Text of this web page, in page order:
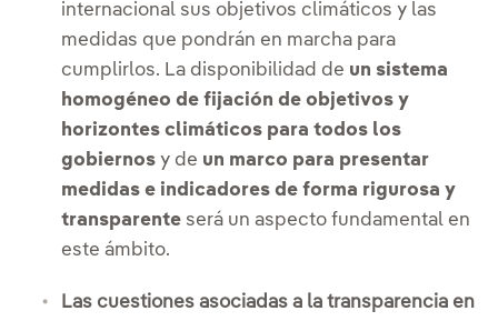
internacional sus objetivos climáticos y las
medidas que pondrán en marcha para
cumplirlos. La disponibilidad de un sistema
homogéneo de fijación de objetivos y
horizontes climáticos para todos los
gobiernos y de un marco para presentar
medidas e indicadores de forma rigurosa y
transparente será un aspecto fundamental en
este ámbito.
Las cuestiones asociadas a la transparencia en